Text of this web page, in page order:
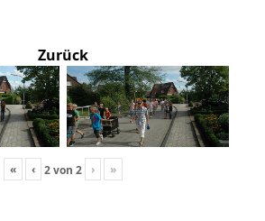
Zurück
« ‹ 2von 2 › »